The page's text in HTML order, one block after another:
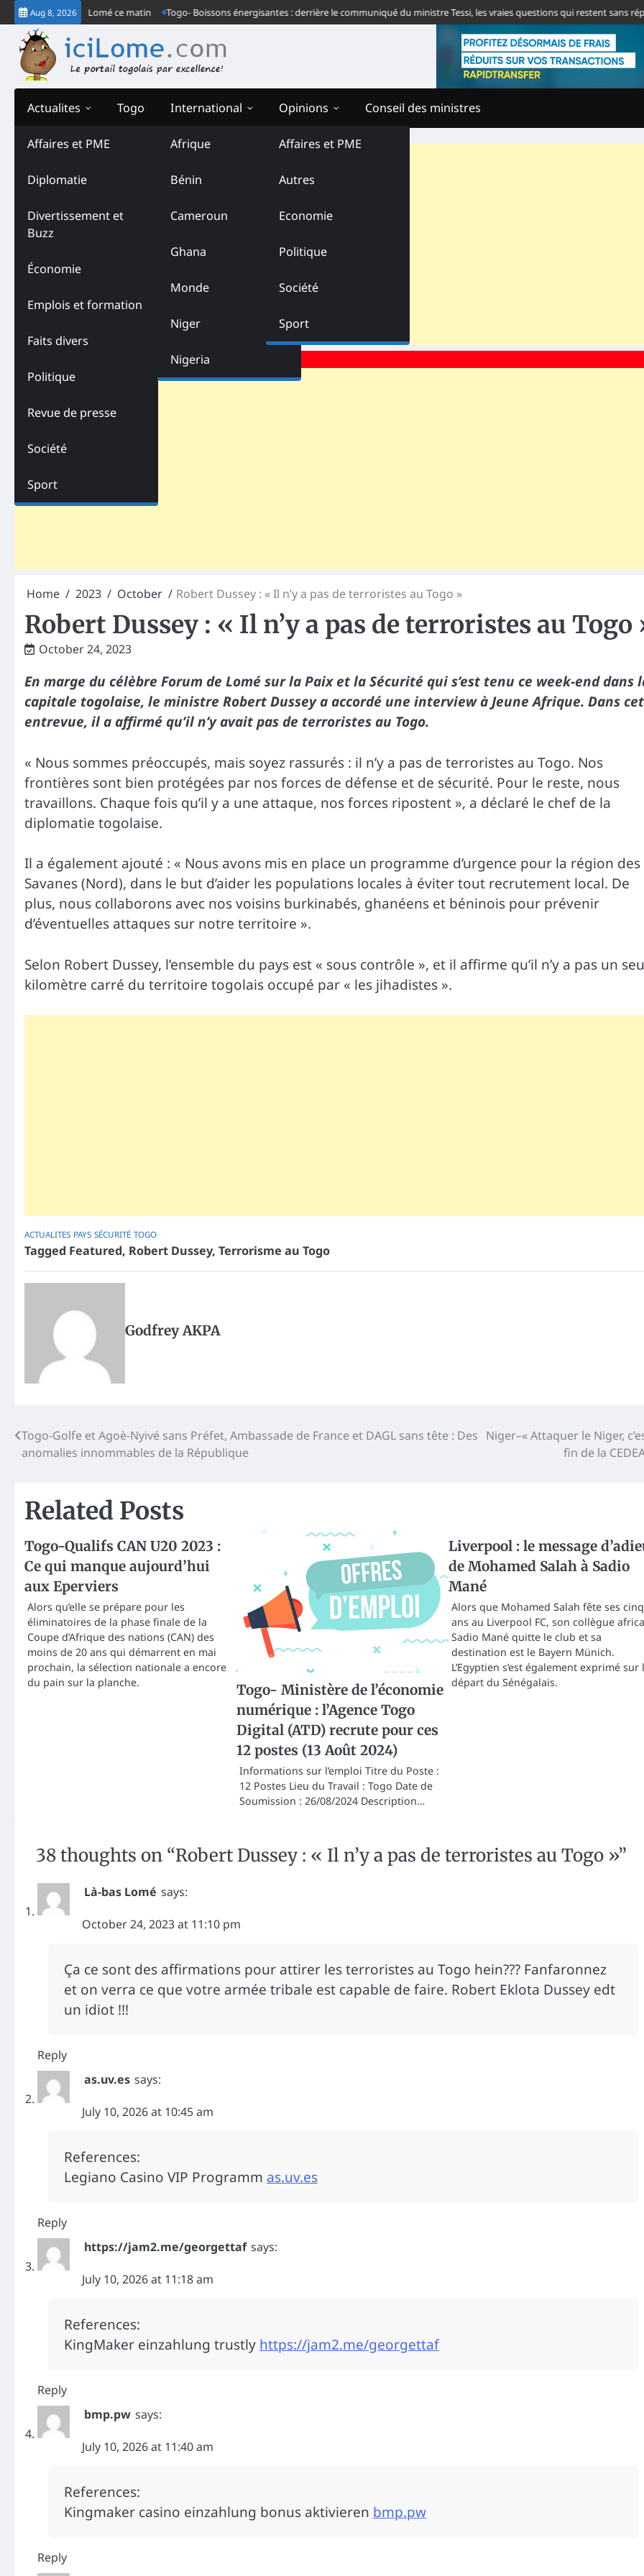
Skip
to
content
Aug 8, 2026
ordinaire à Lomé ce matin Togo- Boissons énergisantes : derrière le communiqué du ministre Tessi, les vraies questions qui restent sans réponse
Actualites
Affaires et PME
Diplomatie
Divertissement et
Buzz
Économie
Emplois et formation
Faits divers
Politique
Revue de presse
Société
Sport
Togo International
Afrique
Bénin
Cameroun
Ghana
Monde
Niger
Nigeria
Opinions
Affaires et PME
Autres
Economie
Politique
Société
Sport
Conseil des ministres
Home 2023 October Robert Dussey : « Il n’y a pas de terroristes au Togo »
Robert Dussey : « Il n’y a pas de terroristes au Togo
October 24, 2023
En marge du célèbre Forum de Lomé sur la Paix et la Sécurité qui s’est tenu ce week-end dans
capitale togolaise, le ministre Robert Dussey a accordé une interview à Jeune Afrique. Dans
entrevue, il a affirmé qu’il n’y avait pas de terroristes au Togo.
« Nous sommes préoccupés, mais soyez rassurés : il n’y a pas de terroristes au Togo. Nos
frontières sont bien protégées par nos forces de défense et de sécurité. Pour le reste, nous
travaillons. Chaque fois qu’il y a une attaque, nos forces ripostent », a déclaré le chef de la
diplomatie togolaise.
Il a également ajouté : « Nous avons mis en place un programme d’urgence pour la région des
Savanes (Nord), dans le but d’aider les populations locales à éviter tout recrutement local. De
plus, nous collaborons avec nos voisins burkinabés, ghanéens et béninois pour prévenir
d’éventuelles attaques sur notre territoire ».
Selon Robert Dussey, l’ensemble du pays est « sous contrôle », et il affirme qu’il n’y a pas un
kilomètre carré du territoire togolais occupé par « les jihadistes ».
ACTUALITES PAYS SÉCURITÉ TOGO
Tagged Featured, Robert Dussey, Terrorisme au Togo
Godfrey AKPA
Post
navigation
Togo-Golfe et Agoè-Nyivé sans Préfet, Ambassade de France et DAGL sans tête : Des
anomalies innommables de la République
Niger–« Attaquer le Niger,
fin de la
Related Posts
Togo-Qualifs CAN U20 2023 :
Ce qui manque aujourd’hui
aux Eperviers
Alors qu’elle se prépare pour les
éliminatoires de la phase finale de la
Coupe d’Afrique des nations (CAN) des
moins de 20 ans qui démarrent en mai
prochain, la sélection nationale a encore
du pain sur la planche.
Togo- Ministère de l’économie
numérique : l’Agence Togo
Digital (ATD) recrute pour ces
12 postes (13 Août 2024)
Informations sur l’emploi Titre du Poste :
12 Postes Lieu du Travail : Togo Date de
Soumission : 26/08/2024 Description…
Liverpool : le message
de Mohamed Salah à Sadio
Mané
Alors que Mohamed Salah fête ses cinq
ans au Liverpool FC, son collègue
Sadio Mané quitte le club et sa
destination est le Bayern Münich.
L’Egyptien s’est également exprimé sur
départ du Sénégalais.
38 thoughts on “Robert Dussey : « Il n’y a pas de terroristes au Togo »”
Là-bas Lomé says:
October 24, 2023 at 11:10 pm
Ça ce sont des affirmations pour attirer les terroristes au Togo hein??? Fanfaronnez
et on verra ce que votre armée tribale est capable de faire. Robert Eklota Dussey edt
un idiot !!!
Reply
as.uv.es says:
July 10, 2026 at 10:45 am
References:
Legiano Casino VIP Programm as.uv.es
Reply
https://jam2.me/georgettaf says:
July 10, 2026 at 11:18 am
References:
KingMaker einzahlung trustly https://jam2.me/georgettaf
Reply
bmp.pw says:
July 10, 2026 at 11:40 am
References:
Kingmaker casino einzahlung bonus aktivieren bmp.pw
Reply